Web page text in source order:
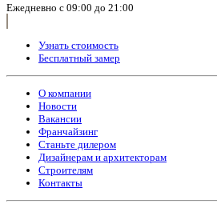
Ежедневно с 09:00 до 21:00
Узнать стоимость
Бесплатный замер
О компании
Новости
Вакансии
Франчайзинг
Станьте дилером
Дизайнерам и архитекторам
Строителям
Контакты